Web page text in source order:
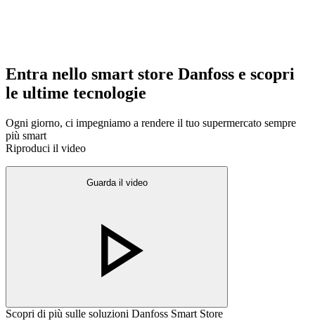
Entra nello smart store Danfoss e scopri
le ultime tecnologie
Ogni giorno, ci impegniamo a rendere il tuo supermercato sempre
più smart
Riproduci il video
Guarda il video
Scopri di più sulle soluzioni Danfoss Smart Store